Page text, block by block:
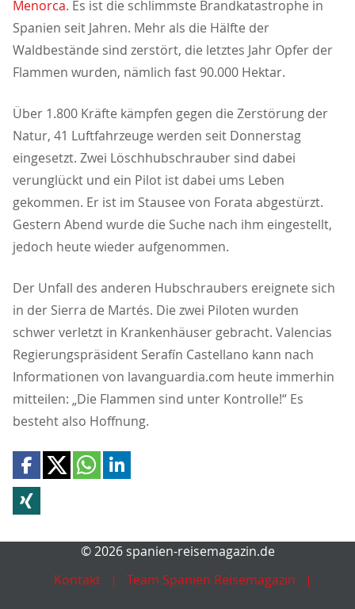
Menorca. Es ist die schlimmste Brandkatastrophe in
Spanien seit Jahren. Mehr als die Hälfte der
Waldbestände sind zerstört, die letztes Jahr Opfer der
Flammen wurden, nämlich fast 90.000 Hektar.
Über 1.800 Kräfte kämpfen gegen die Zerstörung der
Natur, 41 Luftfahrzeuge werden seit Donnerstag
eingesetzt. Zwei Löschhubschrauber sind dabei
verunglückt und ein Pilot ist dabei ums Leben
gekommen. Er ist im Stausee von Forata abgestürzt.
Gestern Abend wurde die Suche nach ihm eingestellt,
jedoch heute wieder aufgenommen.
Der Unfall des anderen Hubschraubers ereignete sich
in der Sierra de Martés. Die zwei Piloten wurden
schwer verletzt in Krankenhäuser gebracht. Valencias
Regierungspräsident Serafín Castellano kann nach
Informationen von lavanguardia.com heute immerhin
mitteilen: „Die Flammen sind unter Kontrolle!“ Es
besteht also Hoffnung.
© 2026 spanien-reisemagazin.de
Kontakt
Team Spanien Reisemagazin